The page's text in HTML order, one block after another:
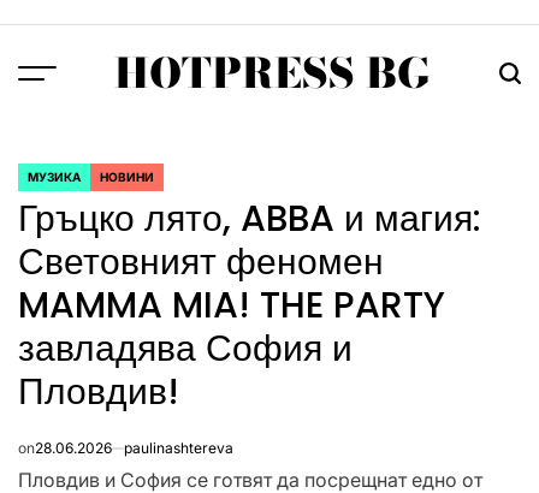
content
Menu HOTPRESS BG
POSTED
IN
МУЗИКА НОВИНИ
Гръцко лято, ABBA и магия:
Световният феномен
MAMMA MIA! THE PARTY
завладява София и
Пловдив!
on28.06.2026 paulinashtereva
Пловдив и София се готвят да посрещнат едно от